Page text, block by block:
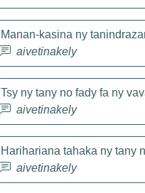
Manan-kasina ny
aivetinakely
Tsy ny tany no fady fa ny
aivetinakely
Harihariana tahaka ny tany
aivetinakely